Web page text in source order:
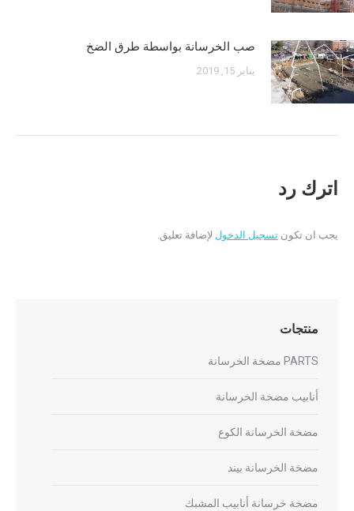
صب الخرسانة بواسطة طرق الضخ
يناير 15, 2019
اترك رد
يجب ان تكون تسجيل الدخول لإضافة تعليق.
منتجات
PARTS مضخة الخرسانة
أنابيب مضخة الخرسانة
مضخة الخرسانة الكوع
مضخة الخرسانة بيند
مضخة خرسانة أنابيب المشبك